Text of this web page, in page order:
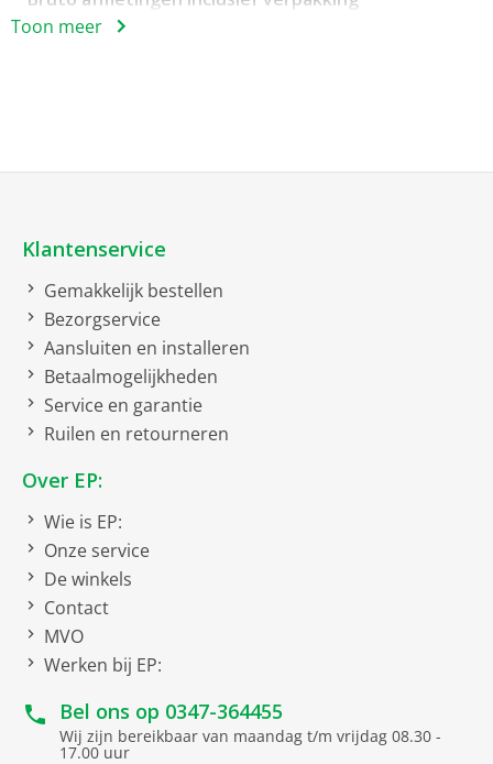
Display
Constructie
Sleepdeur montage
Draairichting deur rechts
Verwisselbare
deurophanging
EU21 EU-label koelapparatuur 2019/2016
Energie-efficiëntieklasse
Energieverbruik
216 kWh/jaar
Totale inhoud vriesvakken
62 liter
Toon meer
Klantenservice
Gemakkelijk bestellen
Bezorgservice
Aansluiten en installeren
Betaalmogelijkheden
Service en garantie
Ruilen en retourneren
Over EP:
Wie is EP:
Onze service
De winkels
Contact
MVO
Werken bij EP:
Bel ons op 0347-364455
Wij zijn bereikbaar van maandag t/m vrijdag 08.30 -
17.00 uur